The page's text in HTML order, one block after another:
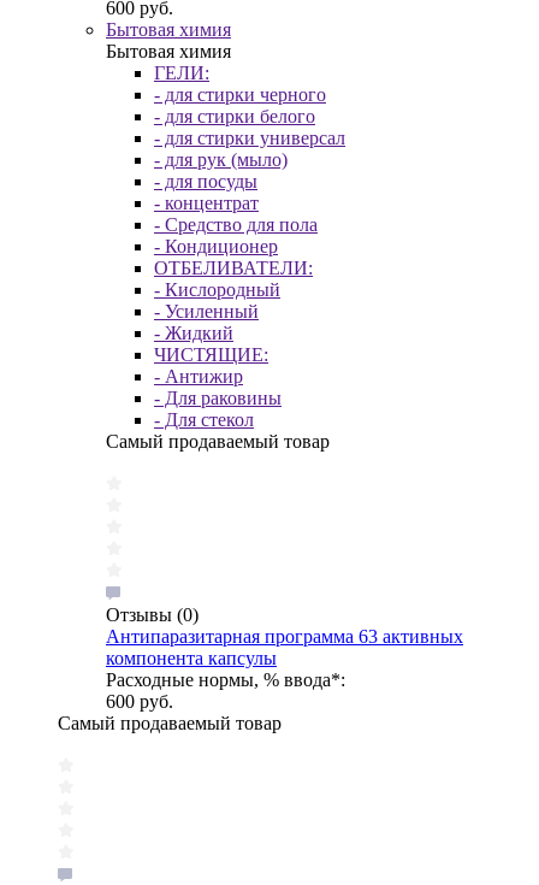
600 руб.
Бытовая химия
Бытовая химия
ГЕЛИ:
- для стирки черного
- для стирки белого
- для стирки универсал
- для рук (мыло)
- для посуды
- концентрат
- Средство для пола
- Кондиционер
ОТБЕЛИВАТЕЛИ:
- Кислородный
- Усиленный
- Жидкий
ЧИСТЯЩИЕ:
- Антижир
- Для раковины
- Для стекол
Самый продаваемый товар
Отзывы (0)
Антипаразитарная программа 63 активных
компонента капсулы
Расходные нормы, % ввода*:
600 руб.
Самый продаваемый товар